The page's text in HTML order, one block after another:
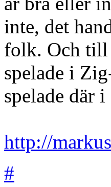
inte, det
folk. Och till
spelade i
spelade där
http://
#